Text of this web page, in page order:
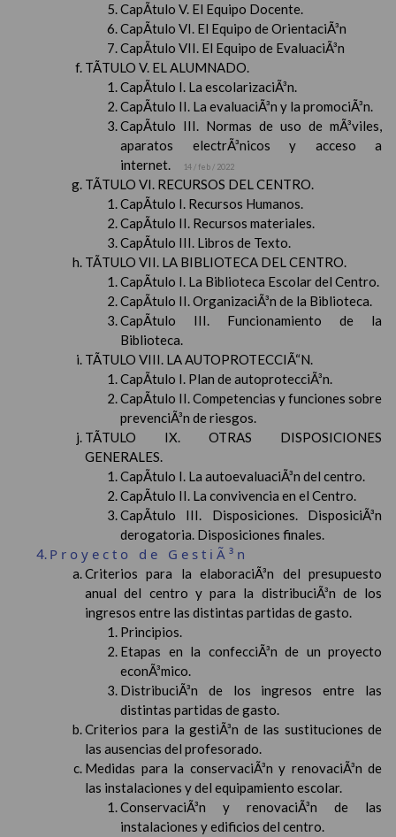
CapÃ­tulo V. El Equipo Docente.
CapÃ­tulo VI. El Equipo de OrientaciÃ³n
CapÃ­tulo VII. El Equipo de EvaluaciÃ³n
TÃTULO V. EL ALUMNADO.
CapÃ­tulo I. La escolarizaciÃ³n.
CapÃ­tulo II. La evaluaciÃ³n y la promociÃ³n.
CapÃ­tulo III. Normas de uso de mÃ³viles,
aparatos electrÃ³nicos y acceso a
internet.
14 / feb / 2022
TÃTULO VI. RECURSOS DEL CENTRO.
CapÃ­tulo I. Recursos Humanos.
CapÃ­tulo II. Recursos materiales.
CapÃ­tulo III. Libros de Texto.
TÃTULO VII. LA BIBLIOTECA DEL CENTRO.
CapÃ­tulo I. La Biblioteca Escolar del Centro.
CapÃ­tulo II. OrganizaciÃ³n de la Biblioteca.
CapÃ­tulo III. Funcionamiento de la
Biblioteca.
TÃTULO VIII. LA AUTOPROTECCIÃ“N.
CapÃ­tulo I. Plan de autoprotecciÃ³n.
CapÃ­tulo II. Competencias y funciones sobre
prevenciÃ³n de riesgos.
TÃTULO IX. OTRAS DISPOSICIONES
GENERALES.
CapÃ­tulo I. La autoevaluaciÃ³n del centro.
CapÃ­tulo II. La convivencia en el Centro.
CapÃ­tulo III. Disposiciones. DisposiciÃ³n
derogatoria. Disposiciones finales.
Proyecto de GestiÃ³n
Criterios para la elaboraciÃ³n del presupuesto
anual del centro y para la distribuciÃ³n de los
ingresos entre las distintas partidas de gasto.
Principios.
Etapas en la confecciÃ³n de un proyecto
econÃ³mico.
DistribuciÃ³n de los ingresos entre las
distintas partidas de gasto.
Criterios para la gestiÃ³n de las sustituciones de
las ausencias del profesorado.
Medidas para la conservaciÃ³n y renovaciÃ³n de
las instalaciones y del equipamiento escolar.
ConservaciÃ³n y renovaciÃ³n de las
instalaciones y edificios del centro.